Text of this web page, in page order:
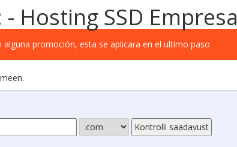
Hosting SSD Empresa
alguna promoción, esta se aplicara en el ultimo paso